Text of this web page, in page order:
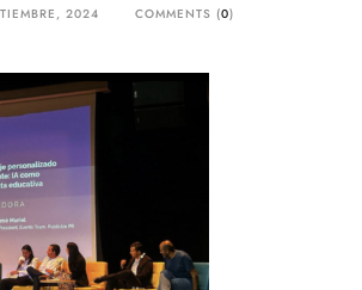
2024 COMMENTS (0)